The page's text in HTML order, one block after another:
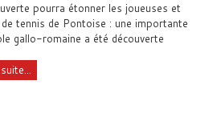
pourra étonner les joueuses et
tennis de Pontoise : une importante
gallo-romaine a été découverte